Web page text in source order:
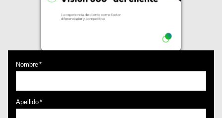
Nombre*
Apellido*